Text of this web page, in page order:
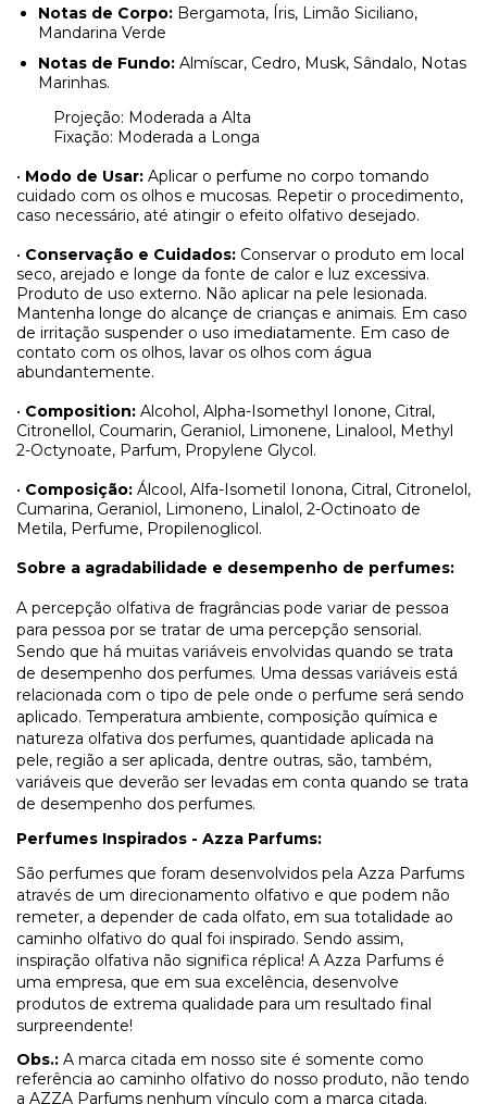
Notas de Corpo: Bergamota, Íris, Limão Siciliano,
Mandarina Verde
Notas de Fundo: Almíscar, Cedro, Musk, Sândalo, Notas
Marinhas.
Projeção: Moderada a Alta
Fixação: Moderada a Longa
• Modo de Usar: Aplicar o perfume no corpo tomando
cuidado com os olhos e mucosas. Repetir o procedimento,
caso necessário, até atingir o efeito olfativo desejado.
• Conservação e Cuidados: Conservar o produto em local
seco, arejado e longe da fonte de calor e luz excessiva.
Produto de uso externo. Não aplicar na pele lesionada.
Mantenha longe do alcançe de crianças e animais. Em caso
de irritação suspender o uso imediatamente. Em caso de
contato com os olhos, lavar os olhos com água
abundantemente.
• Composition: Alcohol, Alpha-Isomethyl Ionone, Citral,
Citronellol, Coumarin, Geraniol, Limonene, Linalool, Methyl
2-Octynoate, Parfum, Propylene Glycol.
• Composição: Álcool, Alfa-Isometil Ionona, Citral, Citronelol,
Cumarina, Geraniol, Limoneno, Linalol, 2-Octinoato de
Metila, Perfume, Propilenoglicol.
Sobre a agradabilidade e desempenho de perfumes:
A percepção olfativa de fragrâncias pode variar de pessoa
para pessoa por se tratar de uma percepção sensorial.
Sendo que há muitas variáveis envolvidas quando se trata
de desempenho dos perfumes. Uma dessas variáveis está
relacionada com o tipo de pele onde o perfume será sendo
aplicado. Temperatura ambiente, composição química e
natureza olfativa dos perfumes, quantidade aplicada na
pele, região a ser aplicada, dentre outras, são, também,
variáveis que deverão ser levadas em conta quando se trata
de desempenho dos perfumes.
Perfumes Inspirados - Azza Parfums:
São perfumes que foram desenvolvidos pela Azza Parfums
através de um direcionamento olfativo e que podem não
remeter, a depender de cada olfato, em sua totalidade ao
caminho olfativo do qual foi inspirado. Sendo assim,
inspiração olfativa não significa réplica! A Azza Parfums é
uma empresa, que em sua excelência, desenvolve
produtos de extrema qualidade para um resultado final
surpreendente!
Obs.: A marca citada em nosso site é somente como
referência ao caminho olfativo do nosso produto, não tendo
a AZZA Parfums nenhum vínculo com a marca citada.